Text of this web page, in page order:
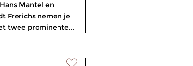
Mantel en
Frerichs nemen je
twee prominente...